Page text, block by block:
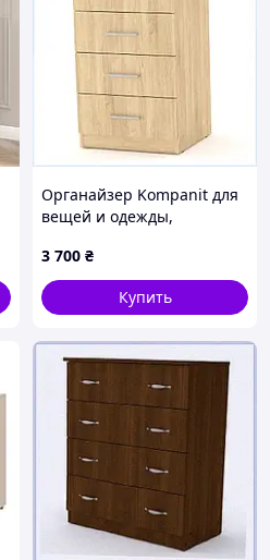
Органайзер Kompanit для
вещей и одежды,
3 700 ₴
Купить